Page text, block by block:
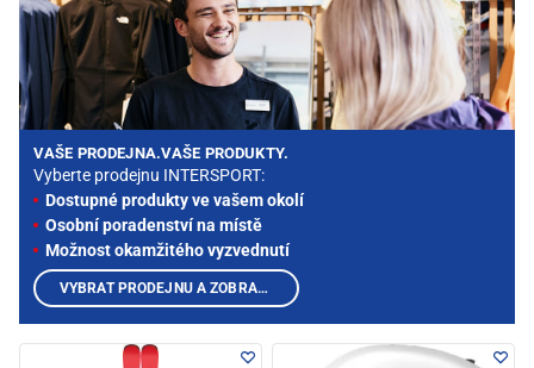
VAŠE PRODEJNA.VAŠE PRODUKTY.
Vyberte prodejnu INTERSPORT:
Dostupné produkty ve vašem okolí
Osobní poradenství na místě
Možnost okamžitého vyzvednutí
VYBRAT PRODEJNU A ZOBRAZIT PRODUKTY